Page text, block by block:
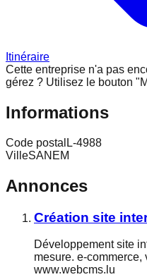
Itinéraire
Cette entreprise n'a pas
gérez ? Utilisez le bouton
Informations
Code postal L-4988
VilleSANEM
Annonces
Création site
Développement site
mesure. e-commerce,
www.webcms.lu